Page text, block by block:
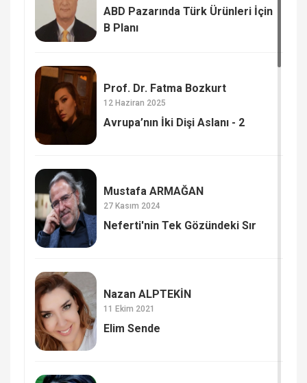
ABD Pazarında Türk Ürünleri İçin
B Planı
Prof. Dr. Fatma Bozkurt
12 Haziran 2025
Avrupa’nın İki Dişi Aslanı - 2
Mustafa ARMAĞAN
27 Kasım 2024
Neferti'nin Tek Gözündeki Sır
Nazan ALPTEKİN
11 Ekim 2021
Elim Sende